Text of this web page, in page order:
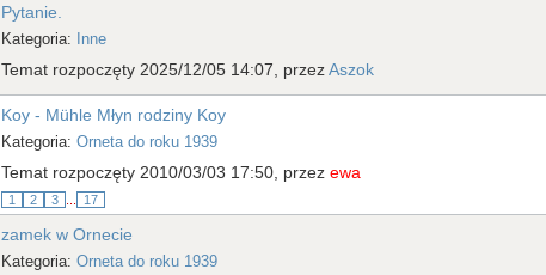
Pytanie.
Kategoria: Inne
Temat rozpoczęty 2025/12/05 14:07, przezAszok
Koy - Mühle Młyn rodziny Koy
Kategoria: Orneta do roku 1939
Temat rozpoczęty 2010/03/03 17:50, przez ewa
1 2 3 17
zamek w Ornecie
Kategoria: Orneta do roku 1939